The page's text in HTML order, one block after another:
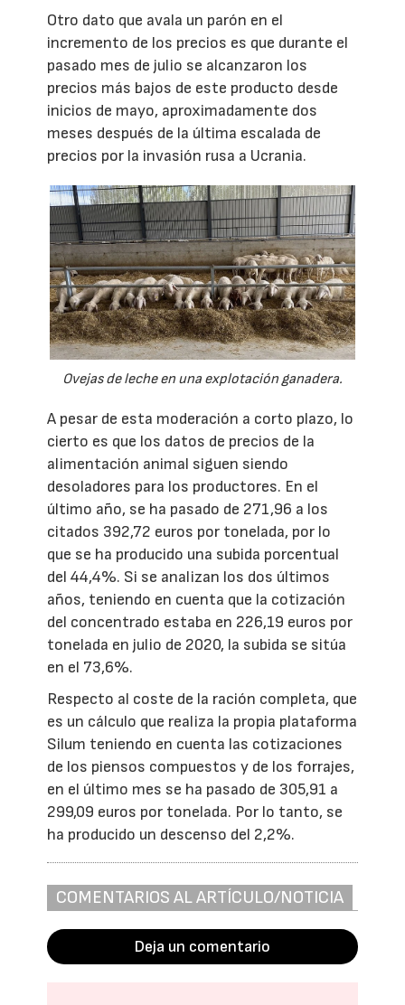
Otro dato que avala un parón en el
incremento de los precios es que durante el
pasado mes de julio se alcanzaron los
precios más bajos de este producto desde
inicios de mayo, aproximadamente dos
meses después de la última escalada de
precios por la invasión rusa a Ucrania.
Ovejas de leche en una explotación ganadera.
A pesar de esta moderación a corto plazo, lo
cierto es que los datos de precios de la
alimentación animal siguen siendo
desoladores para los productores. En el
último año, se ha pasado de 271,96 a los
citados 392,72 euros por tonelada, por lo
que se ha producido una subida porcentual
del 44,4%. Si se analizan los dos últimos
años, teniendo en cuenta que la cotización
del concentrado estaba en 226,19 euros por
tonelada en julio de 2020, la subida se sitúa
en el 73,6%.
Respecto al coste de la ración completa, que
es un cálculo que realiza la propia plataforma
Silum teniendo en cuenta las cotizaciones
de los piensos compuestos y de los forrajes,
en el último mes se ha pasado de 305,91 a
299,09 euros por tonelada. Por lo tanto, se
ha producido un descenso del 2,2%.
COMENTARIOS AL ARTÍCULO/NOTICIA
Deja un comentario